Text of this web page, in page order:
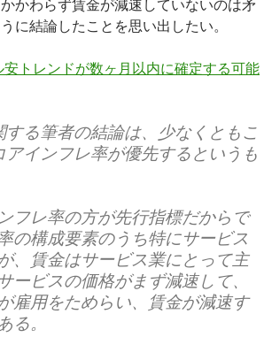
かわらず賃金が減速していないのは矛
に結論したことを思い出したい。
トレンドが数ヶ月以内に確定する可能
る筆者の結論は、少なくともこ
インフレ率が優先するというも
フレ率の方が先行指標だからで
の構成要素のうち特にサービス
、賃金はサービス業にとって主
ービスの価格がまず減速して、
雇用をためらい、賃金が減速す
る。